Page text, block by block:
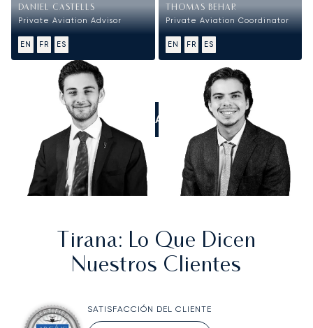
DANIEL CASTELLS
Private Aviation Advisor
EN FR ES
THOMAS BEHAR
Private Aviation Coordinator
EN FR ES
LLÁMANOS
Tirana: Lo Que Dicen
Nuestros Clientes
SATISFACCIÓN DEL CLIENTE